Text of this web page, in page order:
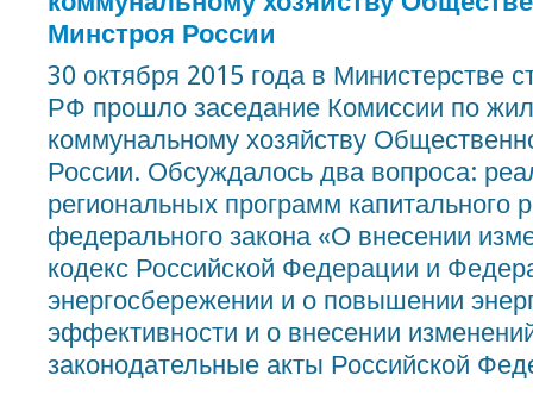
Минстроя России
30 октября 2015 года в Министерстве
РФ прошло заседание Комиссии по
коммунальному хозяйству
России. Обсуждалось два вопроса:
региональных программ капитального
федерального закона «О внесении
кодекс Российской Федерации и
энергосбережении и о повышении
эффективности и о внесении
законодательные акты Российской